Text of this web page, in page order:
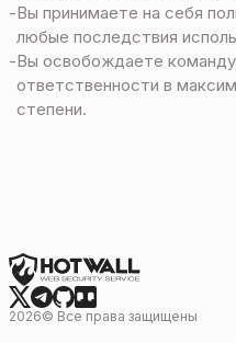
-Вы принимаете на себя
любые последствия
-Вы освобождаете
ответственности в
степени.
2026© Все права защищены